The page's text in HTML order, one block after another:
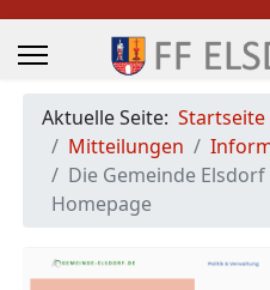
Aktuelle Seite: Startseite
Mitteilungen
Die Gemeinde
Homepage